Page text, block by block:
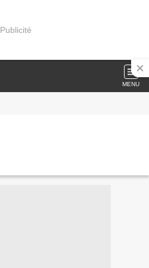
Publicité
MENU